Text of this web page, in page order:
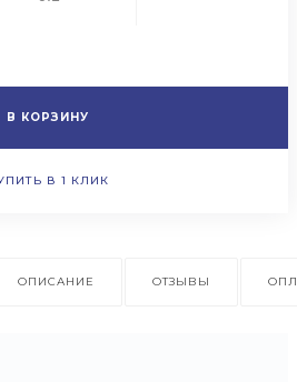
В КОРЗИНУ
В 1 КЛИК
ОПИСАНИЕ ОТЗЫВЫ